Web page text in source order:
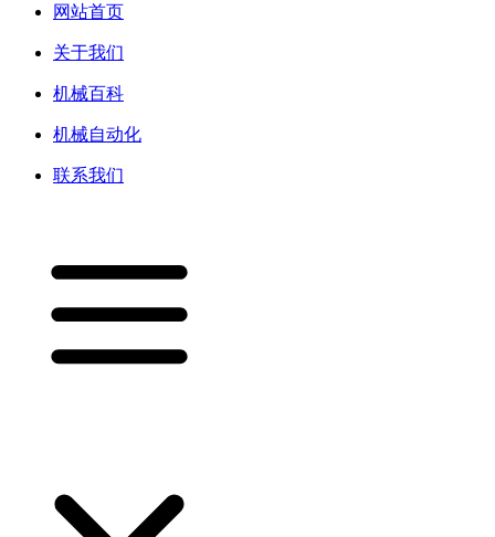
网站首页
关于我们
机械百科
机械自动化
联系我们